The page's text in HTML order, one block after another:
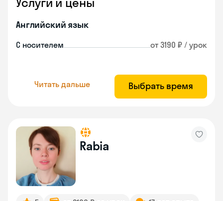
Английский язык
С носителем от 3190 ₽ / урок
Читать дальше Выбрать время
Rabia